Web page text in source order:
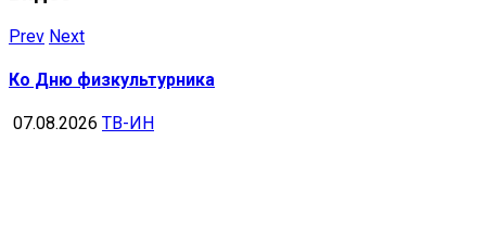
Prev Next
Ко Дню физкультурника
07.08.2026 ТВ-ИН